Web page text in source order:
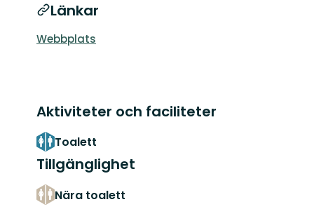
Länkar
Webbplats
Aktiviteter och faciliteter
Toalett
Tillgänglighet
Nära toalett